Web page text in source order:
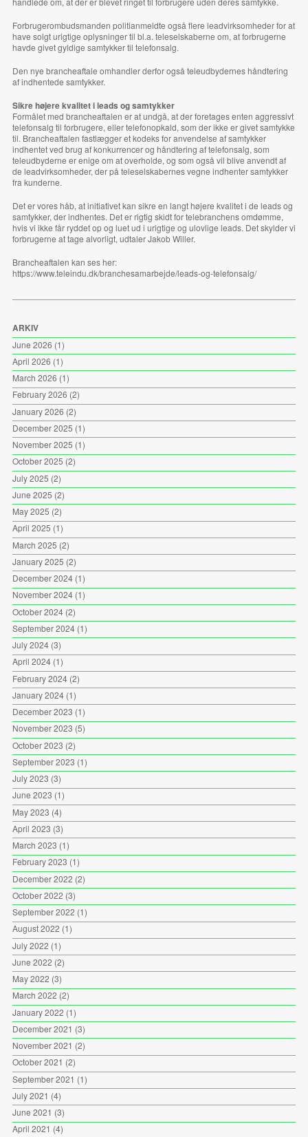
Forbrugerombudsmanden politianmeldte også flere leadvirksomheder for at
have solgt urigtige oplysninger til bl.a. teleselskaberne om, at forbrugerne
havde givet gyldige samtykker til telefonsalg.
Den nye brancheaftale omhandler derfor også teleudbydernes håndtering
af indhentede samtykker.
Sikre højere kvalitet i leads og samtykker
Formålet med brancheaftalen er at undgå, at der foretages enten aggressivt
telefonsalg til forbrugere, eller telefonopkald, som der ikke er givet samtykke
til. Brancheaftalen fastlægger et kodeks for anvendelse af samtykker
indhentet ved brug af konkurrencer og håndtering af telefonsalg, som
teleudbyderne er enige om at overholde, og som også vil blive anvendt af
de leadvirksomheder, der på teleselskabernes vegne indhenter samtykker
fra kunderne.
Det er vores håb, at initiativet kan sikre en langt højere kvalitet i de leads og
samtykker, der indhentes. Det er rigtig skidt for telebranchens omdømme,
hvis vi ikke får ryddet op og luet ud i urigtige og ulovlige leads. Det skylder vi
forbrugerne at tage alvorligt, udtaler Jakob Willer.
Brancheaftalen kan ses her:
https://www.teleindu.dk/branchesamarbejde/leads-og-telefonsalg/
ARKIV
June 2026 (1)
April 2026 (1)
March 2026 (1)
February 2026 (2)
January 2026 (2)
December 2025 (1)
November 2025 (1)
October 2025 (2)
July 2025 (2)
June 2025 (2)
May 2025 (2)
April 2025 (1)
March 2025 (2)
January 2025 (2)
December 2024(1)
November 2024(1)
October 2024(2)
September 2024(1)
July 2024(3)
April 2024(1)
February 2024(2)
January 2024(1)
December 2023 (1)
November 2023 (5)
October 2023 (2)
September 2023 (1)
July 2023 (3)
June 2023 (1)
May 2023 (4)
April 2023 (3)
March 2023 (1)
February 2023 (1)
December 2022 (2)
October 2022 (3)
September 2022 (1)
August 2022 (1)
July 2022 (1)
June 2022 (2)
May 2022 (3)
March 2022 (2)
January 2022 (1)
December 2021 (3)
November 2021 (2)
October 2021 (2)
September 2021 (1)
July 2021 (4)
June 2021 (3)
April 2021 (4)